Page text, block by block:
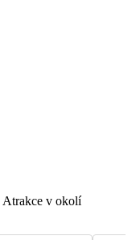
Atrakce v okolí